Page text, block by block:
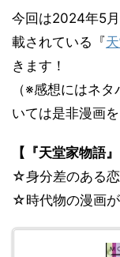
今回は2024年5
載されている『
きます！
（※感想にはネ
いては是非漫画
【『天堂家物語
☆身分差のある恋
☆時代物の漫画が